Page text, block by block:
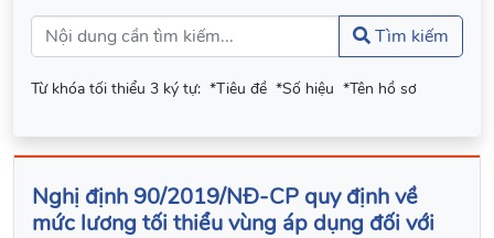
Tìm kiếm
Từ khóa tối thiểu 3 ký tự: *Tiêu đề *Số hiệu *Tên hồ sơ
Nghị định 90/2019/NĐ-CP quy định về
mức lương tối thiểu vùng áp dụng đối với